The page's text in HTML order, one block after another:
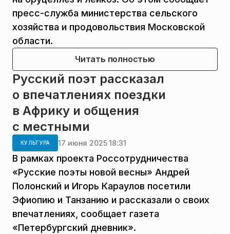
пресс-служба министерства сельского
хозяйства и продовольствия Московской
области.
Читать полностью
Русский поэт рассказал
о впечатлениях поездки
в Африку и общения
с местными
КУЛЬТУРА 17 июня 2025 18:31
В рамках проекта Россотрудничества
«Русские поэты новой весны» Андрей
Полонский и Игорь Караулов посетили
Эфиопию и Танзанию и рассказали о своих
впечатлениях, сообщает газета
«Петербургский дневник».